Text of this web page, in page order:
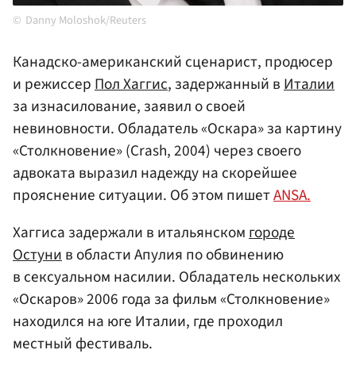
Danny Moloshok/Reuters
Канадско-американский сценарист, продюсер
и режиссерПол Хаггис, задержанный вИталии
за изнасилование, заявил о своей
невиновности. Обладатель «Оскара» за картину
«Столкновение» (Crash, 2004) через своего
адвоката выразил надежду на скорейшее
прояснение ситуации. Об этом пишетANSA.
Хаггиса задержали в итальянскомгороде
Остунив области Апулия по обвинению
в сексуальном насилии. Обладатель нескольких
«Оскаров» 2006 года за фильм «Столкновение»
находился на юге Италии, где проходил
местный фестиваль.